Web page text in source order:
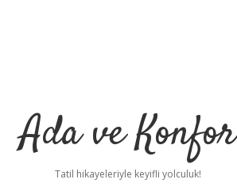
Ada ve Konfor
Tatil hikayeleriyle keyifli yolculuk!